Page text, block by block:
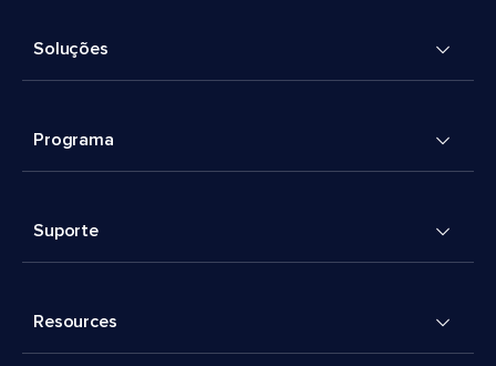
Soluções
Programa
Suporte
Resources